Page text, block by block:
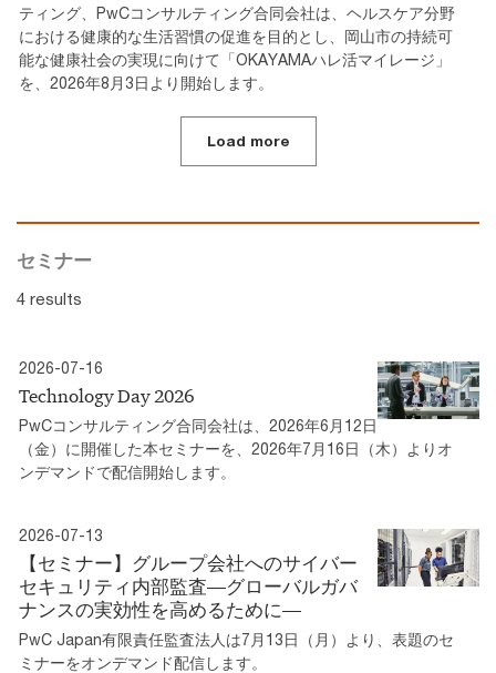
ティング、PwCコンサルティング合同会社は、ヘルスケア分野
における健康的な生活習慣の促進を目的とし、岡山市の持続可
能な健康社会の実現に向けて「OKAYAMAハレ活マイレージ」
を、2026年8月3日より開始します。
Load more
セミナー
4 results
2026-07-16
Technology Day 2026
PwCコンサルティング合同会社は、2026年6月12日
（金）に開催した本セミナーを、2026年7月16日（木）よりオ
ンデマンドで配信開始します。
2026-07-13
【セミナー】グループ会社へのサイバー
セキュリティ内部監査―グローバルガバ
ナンスの実効性を高めるために―
PwC Japan有限責任監査法人は7月13日（月）より、表題のセ
ミナーをオンデマンド配信します。